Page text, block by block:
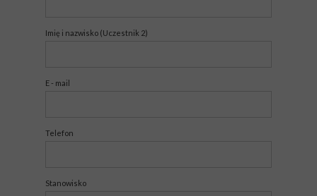
Imię i nazwisko (Uczestnik 2)
E - mail
Telefon
Stanowisko